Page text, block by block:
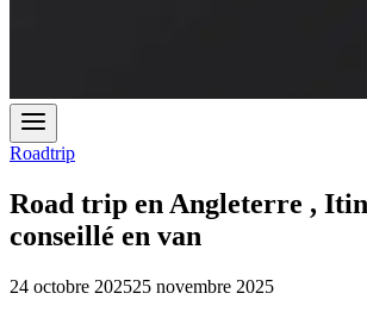
Roadtrip
Road trip en Angleterre ,
conseillé en van
24 octobre 202525 novembre 2025